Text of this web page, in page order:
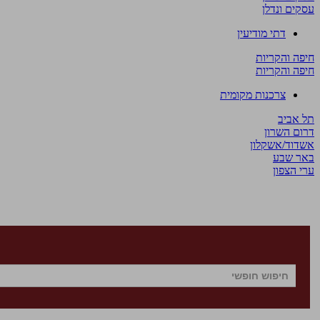
עסקים ונדלן
דתי מודיעין
חיפה והקריות
חיפה והקריות
צרכנות מקומית
תל אביב
דרום השרון
אשדוד/אשקלון
באר שבע
ערי הצפון